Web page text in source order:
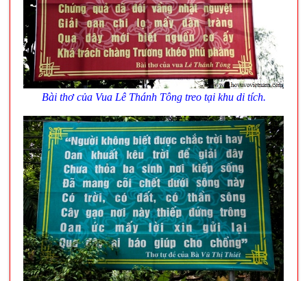
Bài thơ của Vua Lê Thánh Tông treo tại khu di tích.